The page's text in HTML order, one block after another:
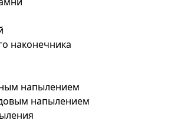
наконечника
напылением
напылением